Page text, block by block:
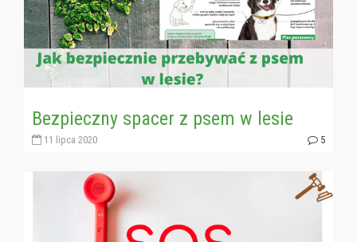
Bezpieczny spacer z psem w lesie
11 lipca 2020 5